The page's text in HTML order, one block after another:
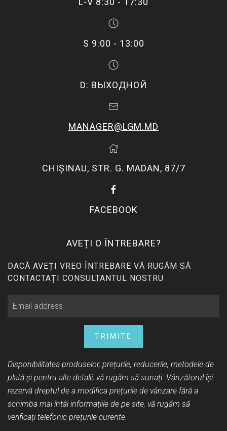
S 9:00 - 13:00
D: ВЫХОДНОЙ
MANAGER@LGM.MD
CHIŞINAU, STR. G. MADAN, 87/7
FACEBOOK
AVEȚI O ÎNTREBARE?
DACĂ AVEȚI VREO ÎNTREBARE VĂ RUGĂM SĂ
CONTACTAȚI CONSULTANTUL NOSTRU
TRIMITE
Disponibilitatea produselor, prețurile, reducerile, metodele de
plată și pentru alte detalii, vă rugăm să sunați. Vânzătorul își
rezervă dreptul de a modifica prețurile de vânzare fără a
schimba mai întâi informațiile de pe site, vă rugăm să
verificați telefonic prețurile curente.